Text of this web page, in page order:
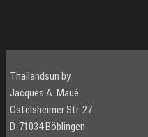
Thailandsun by
Jacques A. Maué
Ostelsheimer Str. 27
D-71034 Böblingen